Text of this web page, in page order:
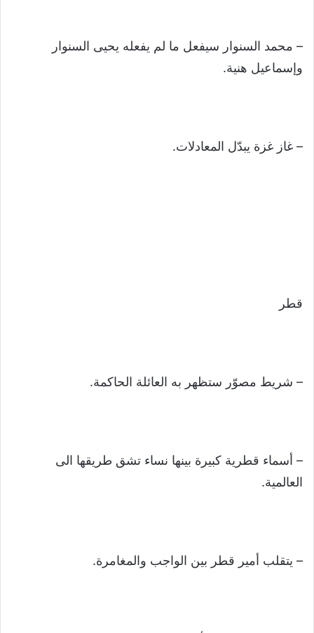
– محمد السنوار سيفعل ما لم يفعله يحيى السنوار
وإسماعيل هنية.
– غاز غزة يبدّل المعادلات.
قطر
– شريط مصوّر ستظهر به العائلة الحاكمة.
– أسماء قطرية كبيرة بينها نساء تشق طريقها الى
العالمية.
– يتقلب أمير قطر بين الواجب والمغامرة.